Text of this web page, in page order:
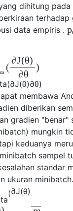
dihitung pada
terhadap
data empiris . p
ta (
∂J(θ)
∂θ
)
ta(∂J(θ)∂θ)
membawa
diberikan
gradien "benar"
mungkin
keduanya
sampel
standar
ukuran
ta
(∂J(θ)
−−
−